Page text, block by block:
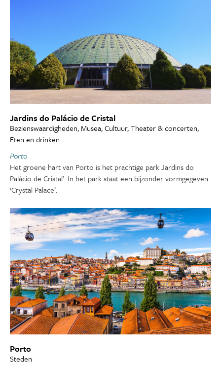
Jardins do Palácio de Cristal
Bezienswaardigheden, Musea, Cultuur, Theater & concerten,
Eten en drinken
Porto
Het groene hart van Porto is het prachtige park Jardins do
Palácio de Cristal’. In het park staat een bijzonder vormgegeven
‘Crystal Palace’.
Porto
Steden